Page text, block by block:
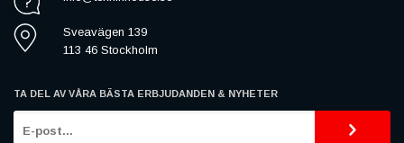
Sveavägen 139
113 46 Stockholm
TA DEL AV VÅRA BÄSTA ERBJUDANDEN & NYHETER